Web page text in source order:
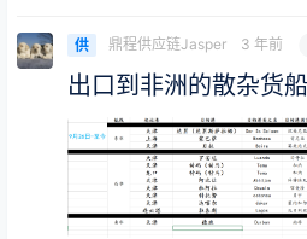
供 鼎程供应链Jasper 3 年前
出口到非洲的散杂货